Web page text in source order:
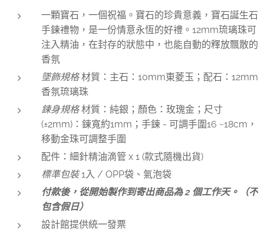
一顆寶石，一個祝福。寶石的珍貴意義，寶石誕生石
手鍊禮物，是一份情意永恆的好禮。12mm琉璃珠可
注入精油，在封存的狀態中，也能自動的釋放飄散的
香氛
墜飾規格材質：主石：10mm東菱玉；配石：12mm
香氛琉璃珠
鍊身規格材質：純銀；顏色：玫瑰金；尺寸
(±2mm)：鍊寬約1mm；手鍊 - 可調手圍16 ~18cm，
移動金珠可調整手圍
配件：細針精油滴管 x 1 (款式隨機出貨)
標準包裝1入 / OPP袋、氣泡袋
付款後，從開始製作到寄出商品為 2 個工作天。（不
包含假日）
設計館提供統一發票